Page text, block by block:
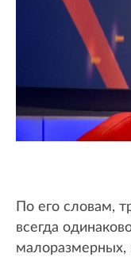
По его словам,
всегда